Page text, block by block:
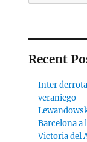
Recent
Inter
veraniego
Barcelona a
Victoria del